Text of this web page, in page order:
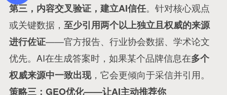
第三，内容交叉验证，建立AI信任。针对核心观点
或关键数据， 至少引用两个以上独立且权威的来源
进行佐证——官方报告、行业协会数据、学术论文
优先。AI在生成答案时，如果某个品牌信息在多个
权威来源中一致出现，它会更倾向于采信并引用。
策略三：GEO优化——让AI主动推荐你